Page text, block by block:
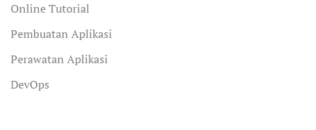
Online Tutorial
Pembuatan Aplikasi
Perawatan Aplikasi
DevOps